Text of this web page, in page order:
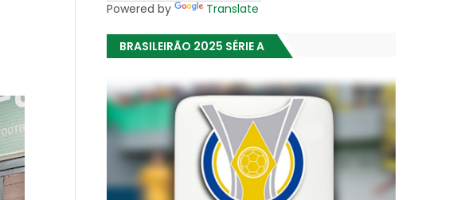
Powered by Translate
BRASILEIRÃO 2025 SÉRIE A